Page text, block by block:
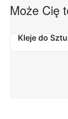
Może Cię
Kleje do